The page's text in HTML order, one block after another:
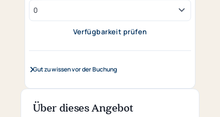
Verfügbarkeit prüfen(öffnet in neuem Tab)
Gut zu wissen vor der Buchung
Über dieses Angebot